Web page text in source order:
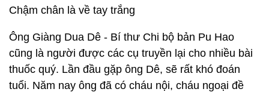
Chậm chân là về tay trắng
Ông Giàng Dua Dê - Bí thư Chi bộ bản Pu Hao
cũng là người được các cụ truyền lại cho nhiều bài
thuốc quý. Lần đầu gặp ông Dê, sẽ rất khó đoán
tuổi. Năm nay ông đã có cháu nội, cháu ngoại đề